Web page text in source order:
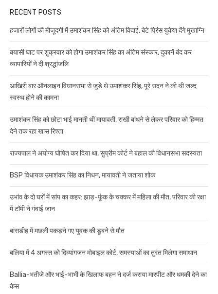
RECENT POSTS
हजारों लोगों की मौजूदगी में उमाशंकर सिंह को अंतिम विदाई, बेटे प्रिंस युकेश देंगे मुखाग्नि
बयासी घाट पर शुक्रवार को होगा उमाशंकर सिंह का अंतिम संस्कार, दुकानें बंद कर
व्यापारियों ने दी श्रद्धांजलि
आखिरी बार ऑनलाइन विधानसभा से जुड़े थे उमाशंकर सिंह, पूरे सदन ने की थी जल्द
स्वस्थ होने की कामना
उमाशंकर सिंह को छोटा भाई मानती थीं मायावती, राखी बांधने से लेकर परिवार को हिम्मत
देने तक रहा खास रिश्ता
राज्यपाल ने अयोग्य घोषित कर दिया था, सुप्रीम कोर्ट ने बहाल की विधानसभा सदस्यता
BSP विधायक उमाशंकर सिंह का निधन, मायावती ने जताया शोक
उभांव के दो घरों में सांप का कहर: झाड़-फूंक के चक्कर में महिला की मौत, परिवार की रक्षा
में टॉमी ने गंवाई जान
बांसडीह में मछली पकड़ने गए युवक की डूबने से मौत
बलिया में 4 अगस्त को दिव्यांगजन मोबाइल कोर्ट, समस्याओं का तुरंत मिलेगा समाधान
Ballia-भतीजे और भाई-भाभी के खिलाफ बहन ने दर्ज कराया मारपीट और धमकी देने का
केस